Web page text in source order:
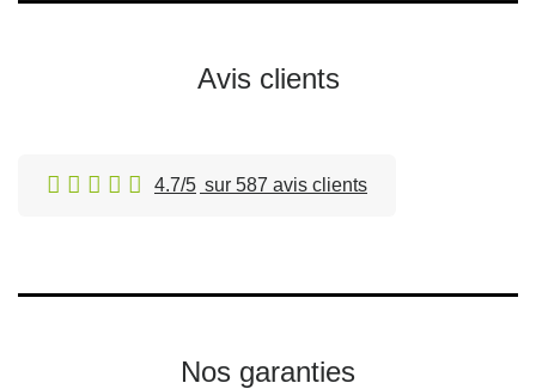
Avis clients
4.7/5 sur 587 avis clients
Nos garanties